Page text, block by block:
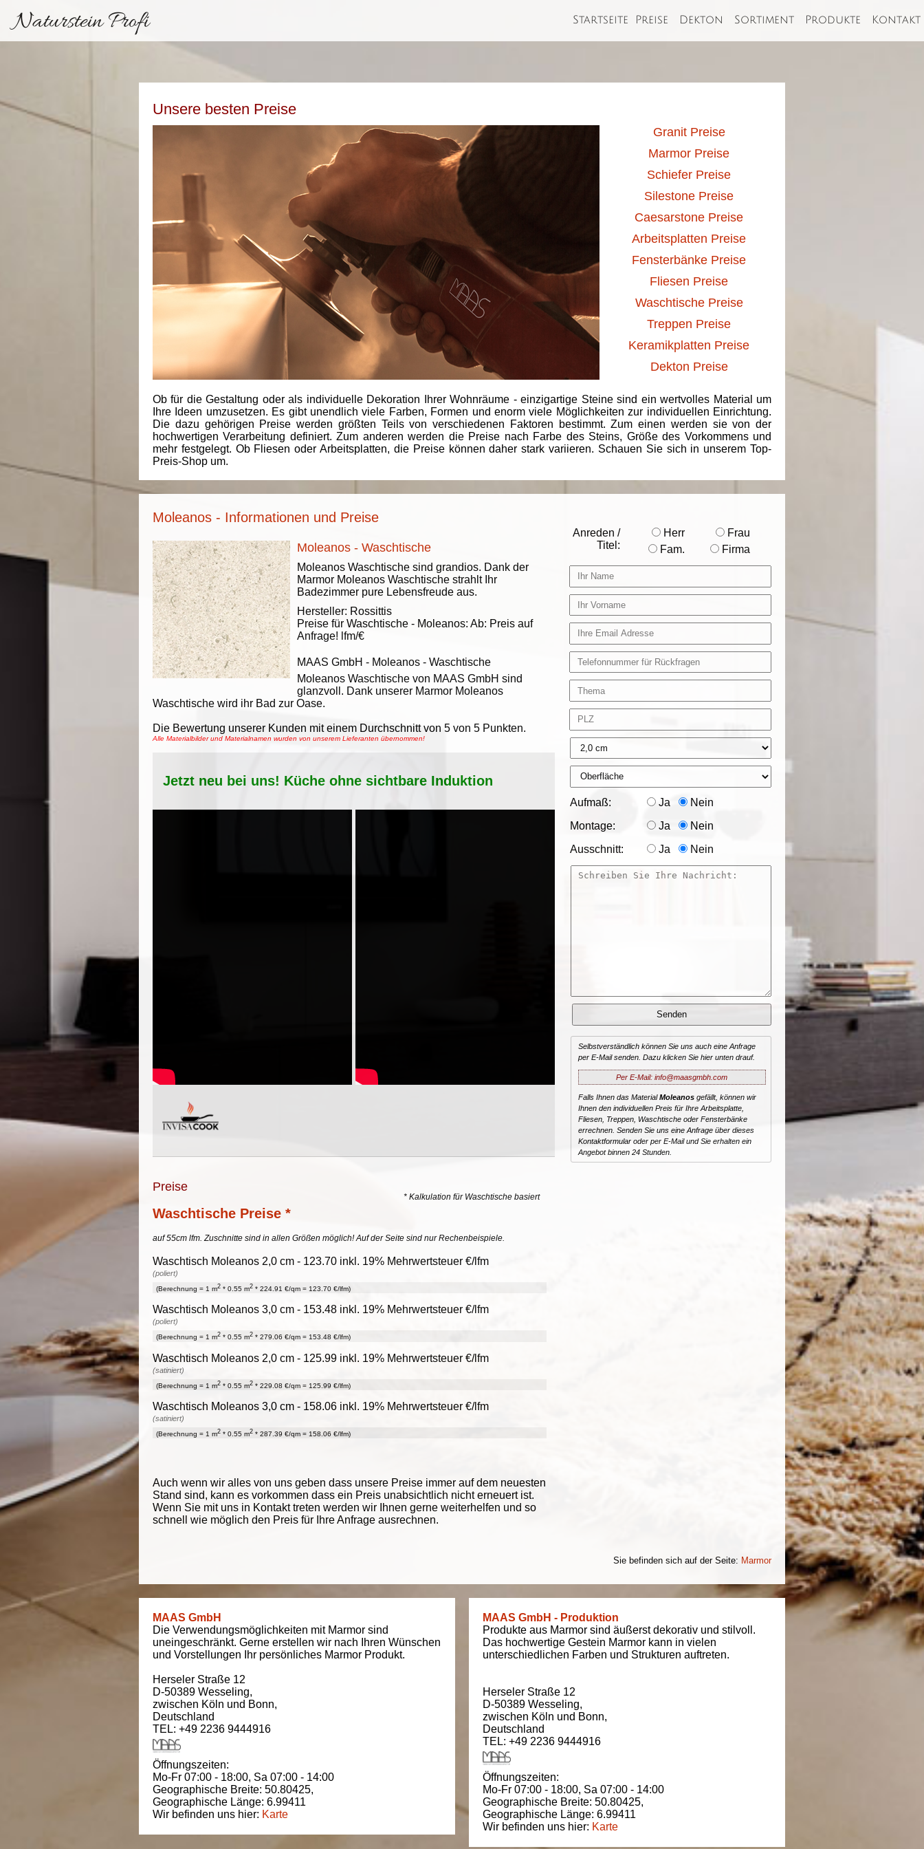
Naturstein Profi Startseite Preise Dekton Sortiment Produkte Kontakt
Unsere besten Preise
Granit Preise
Marmor Preise
Schiefer Preise
Silestone Preise
Caesarstone Preise
Arbeitsplatten Preise
Fensterbänke Preise
Fliesen Preise
Waschtische Preise
Treppen Preise
Keramikplatten Preise
Dekton Preise
Ob für die Gestaltung oder als individuelle Dekoration Ihrer Wohnräume - einzigartige Steine sind ein wertvolles Material um
Ihre Ideen umzusetzen. Es gibt unendlich viele Farben, Formen und enorm viele Möglichkeiten zur individuellen Einrichtung.
Die dazu gehörigen Preise werden größten Teils von verschiedenen Faktoren bestimmt. Zum einen werden sie von der
hochwertigen Verarbeitung definiert. Zum anderen werden die Preise nach Farbe des Steins, Größe des Vorkommens und
mehr festgelegt. Ob Fliesen oder Arbeitsplatten, die Preise können daher stark variieren. Schauen Sie sich in unserem Top-
Preis-Shop um.
Moleanos - Informationen und Preise
Moleanos - Waschtische
Moleanos Waschtische sind grandios. Dank der
Marmor Moleanos Waschtische strahlt Ihr
Badezimmer pure Lebensfreude aus.
Hersteller: Rossittis
Preise für Waschtische - Moleanos: Ab: Preis auf
Anfrage! lfm/€
MAAS GmbH - Moleanos - Waschtische
Moleanos Waschtische von MAAS GmbH sind
glanzvoll. Dank unserer Marmor Moleanos
Waschtische wird ihr Bad zur Oase.
Die Bewertung unserer Kunden mit einem Durchschnitt von 5 von 5 Punkten.
Alle Materialbilder und Materialnamen wurden von unserem Lieferanten übernommen!
Jetzt neu bei uns! Küche ohne sichtbare Induktion
Preise
Waschtische Preise *
* Kalkulation für Waschtische basiert
auf 55cm lfm. Zuschnitte sind in allen Größen möglich! Auf der Seite sind nur Rechenbeispiele.
Waschtisch Moleanos 2,0 cm - 123.70 inkl. 19% Mehrwertsteuer €/lfm
(poliert)
(Berechnung = 1 m2 * 0.55 m2 * 224.91 €/qm = 123.70 €/lfm)
Waschtisch Moleanos 3,0 cm - 153.48 inkl. 19% Mehrwertsteuer €/lfm
(poliert)
(Berechnung = 1 m2 * 0.55 m2 * 279.06 €/qm = 153.48 €/lfm)
Waschtisch Moleanos 2,0 cm - 125.99 inkl. 19% Mehrwertsteuer €/lfm
(satiniert)
(Berechnung = 1 m2 * 0.55 m2 * 229.08 €/qm = 125.99 €/lfm)
Waschtisch Moleanos 3,0 cm - 158.06 inkl. 19% Mehrwertsteuer €/lfm
(satiniert)
(Berechnung = 1 m2 * 0.55 m2 * 287.39 €/qm = 158.06 €/lfm)
Auch wenn wir alles von uns geben dass unsere Preise immer auf dem neuesten
Stand sind, kann es vorkommen dass ein Preis unabsichtlich nicht erneuert ist.
Wenn Sie mit uns in Kontakt treten werden wir Ihnen gerne weiterhelfen und so
schnell wie möglich den Preis für Ihre Anfrage ausrechnen.
Anreden /
Titel:
Herr
Frau
Fam.
Firma
Aufmaß: Ja Nein
Montage: Ja Nein
Ausschnitt: Ja Nein
Selbstverständlich können Sie uns auch eine Anfrage
per E-Mail senden. Dazu klicken Sie hier unten drauf.
Per E-Mail: info@maasgmbh.com
Falls Ihnen das MaterialMoleanosgefällt, können wir
Ihnen den individuellen Preis für Ihre Arbeitsplatte,
Fliesen, Treppen, Waschtische oder Fensterbänke
errechnen. Senden Sie uns eine Anfrage über dieses
Kontaktformular oder per E-Mail und Sie erhalten ein
Angebot binnen 24 Stunden.
Sie befinden sich auf der Seite: Marmor
MAAS GmbH
Die Verwendungsmöglichkeiten mit Marmor sind
uneingeschränkt. Gerne erstellen wir nach Ihren Wünschen
und Vorstellungen Ihr persönliches Marmor Produkt.
Herseler Straße 12
D-50389 Wesseling,
zwischen Köln und Bonn,
Deutschland
TEL: +49 2236 9444916
Öffnungszeiten:
Mo-Fr 07:00 - 18:00, Sa 07:00 - 14:00
Geographische Breite: 50.80425,
Geographische Länge: 6.99411
Wir befinden uns hier: Karte
MAAS GmbH - Produktion
Produkte aus Marmor sind äußerst dekorativ und stilvoll.
Das hochwertige Gestein Marmor kann in vielen
unterschiedlichen Farben und Strukturen auftreten.
Herseler Straße 12
D-50389 Wesseling,
zwischen Köln und Bonn,
Deutschland
TEL: +49 2236 9444916
Öffnungszeiten:
Mo-Fr 07:00 - 18:00, Sa 07:00 - 14:00
Geographische Breite: 50.80425,
Geographische Länge: 6.99411
Wir befinden uns hier: Karte